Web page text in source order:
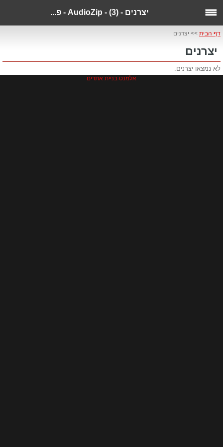
יצרנים - (3) - AudioZip - פ...
דף הבית >> יצרנים
יצרנים
לא נמצאו יצרנים.
אלמנט בניית אתרים